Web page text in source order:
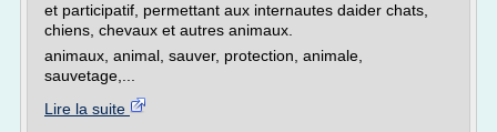
et participatif, permettant aux internautes daider chats,
chiens, chevaux et autres animaux.
animaux, animal, sauver, protection, animale,
sauvetage,...
Lire la suite